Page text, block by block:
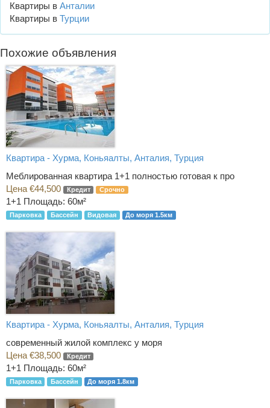
Квартиры в Анталии
Квартиры в Турции
Похожие объявления
Квартира - Хурма, Коньяалты, Анталия, Турция
Меблированная квартира 1+1 полностью готовая к про
Цена €44,500
Кредит Срочно
1+1 Площадь: 60м²
Парковка Бассейн Видовая До моря 1.5км
Квартира - Хурма, Коньяалты, Анталия, Турция
современный жилой комплекс у моря
Цена €38,500
Кредит
1+1 Площадь: 60м²
Парковка Бассейн До моря 1.8км